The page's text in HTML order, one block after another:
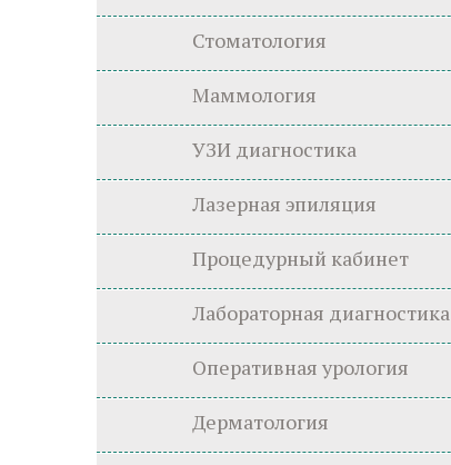
Стоматология
Маммология
УЗИ диагностика
Лазерная эпиляция
Процедурный кабинет
Лабораторная диагностика
Оперативная урология
Дерматология